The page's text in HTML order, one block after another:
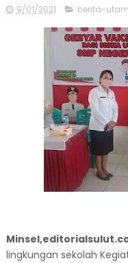
9/01/2021 berita-
lingkungan sekolah